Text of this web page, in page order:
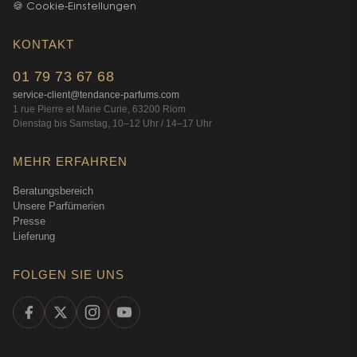
🍪 Cookie-Einstellungen
KONTAKT
01 79 73 67 68
service-client@tendance-parfums.com
1 rue Pierre et Marie Curie, 63200 Riom
Dienstag bis Samstag, 10–12 Uhr / 14–17 Uhr
MEHR ERFAHREN
Beratungsbereich
Unsere Parfümerien
Presse
Lieferung
FOLGEN SIE UNS